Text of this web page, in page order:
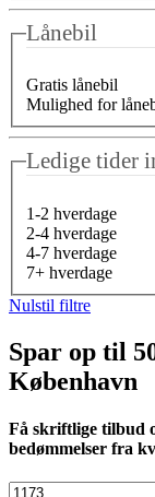
Lånebil
Gratis lånebil
Mulighed for
Ledige tider
1-2 hverdage
2-4 hverdage
4-7 hverdage
7+ hverdage
Nulstil filtre
Spar op til
København
Få skriftlige tilbud
bedømmelser fra